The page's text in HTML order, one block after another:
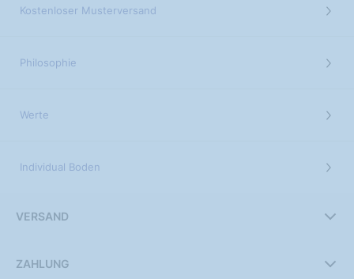
Kostenloser Musterversand
Philosophie
Werte
Individual Boden
VERSAND
ZAHLUNG